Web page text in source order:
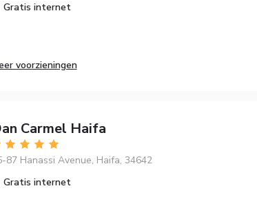
Gratis internet
voorzieningen
Carmel Haifa
87 Hanassi Avenue, Haifa, 34642
Gratis internet